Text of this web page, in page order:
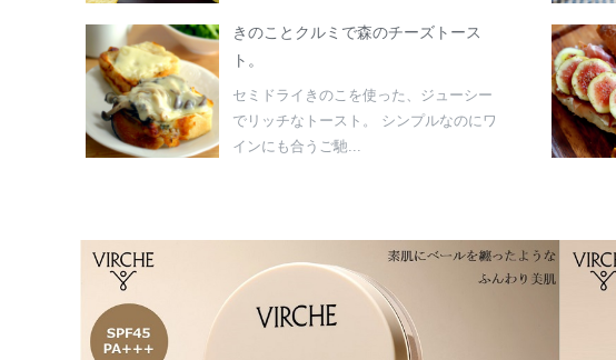
きのことクルミで森のチーズトース
ト。
セミドライきのこを使った、ジューシー
でリッチなトースト。 シンプルなのにワ
インにも合うご馳...